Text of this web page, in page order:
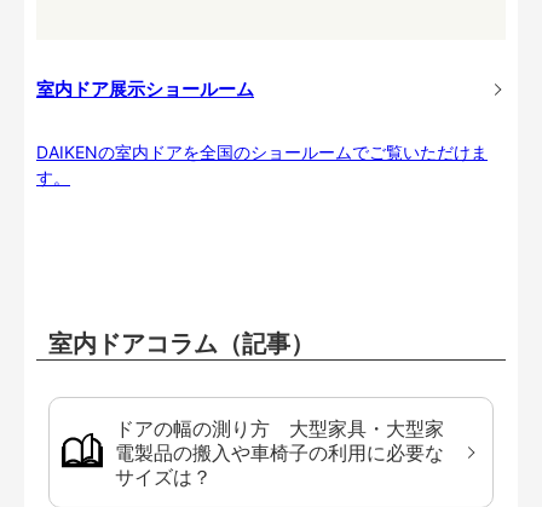
室内ドア展示ショールーム
DAIKENの室内ドアを全国のショールームでご覧いただけま
す。
室内ドアコラム（記事）
ドアの幅の測り方 大型家具・大型家
電製品の搬入や車椅子の利用に必要な
サイズは？